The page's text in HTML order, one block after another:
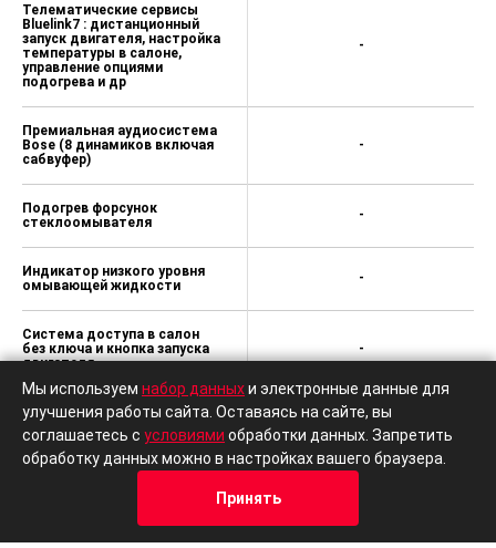
Телематические сервисы
Bluelink7 : дистанционный
запуск двигателя, настройка
температуры в салоне,
управление опциями
подогрева и др
Премиальная аудиосистема
Bose (8 динамиков включая
сабвуфер)
Подогрев форсунок
стеклоомывателя
Индикатор низкого уровня
омывающей жидкости
Система доступа в салон
без ключа и кнопка запуска
двигателя
Задние фонари со
светодиодами
-
-
-
-
-
-
Мы используем набор данныхи электронные данные для
улучшения работы сайта. Оставаясь на сайте, вы
соглашаетесь с условиями обработки данных. Запретить
обработку данных можно в настройках вашего браузера.
Принять
Отзывы Позвонить Адрес